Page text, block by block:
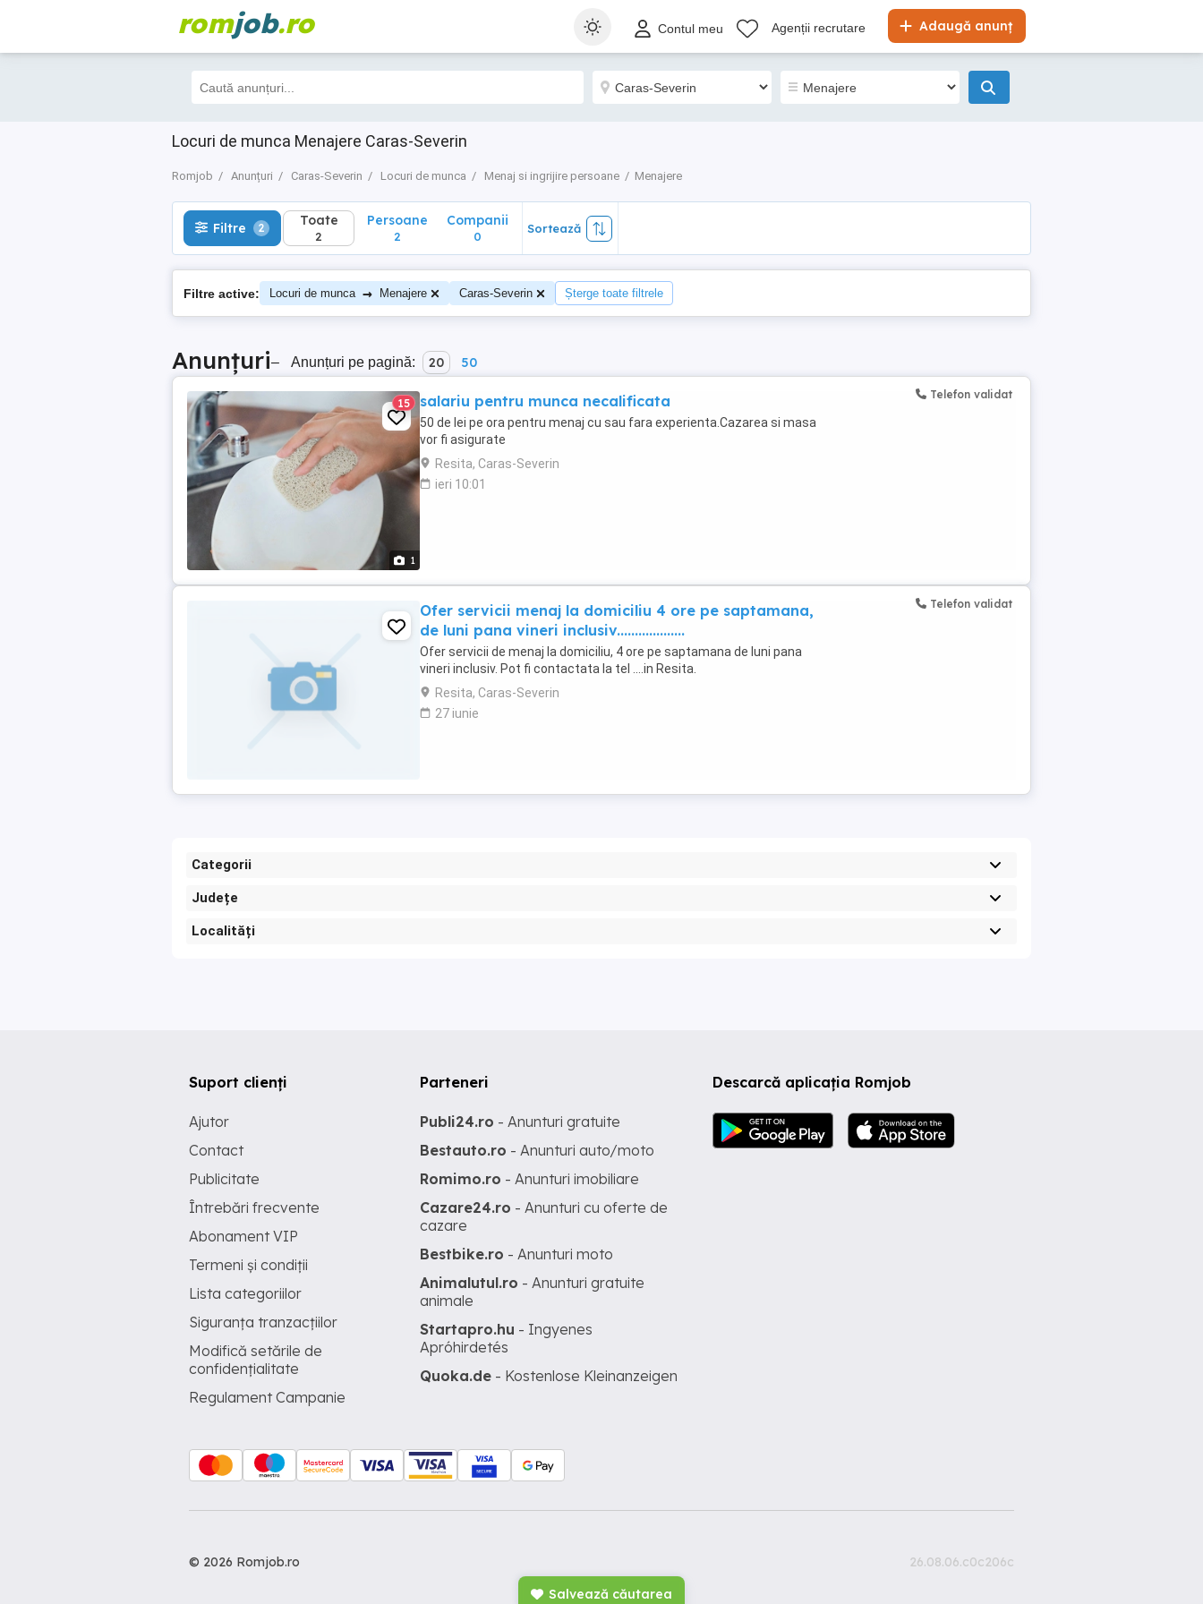
romjob.ro Adaugă anunț
Contul meu Agenții recrutare
Locuri de munca Menajere Caras-Severin
Romjob Anunțuri Caras-Severin Locuri de munca Menaj si ingrijire persoane Menajere
Filtre 2 Toate
2
Filtre 2 Toate
2
Persoane
2
Companii
0
Sortează
Filtre active: Locuri de munca → Menajere Caras-Severin Șterge toate filtrele
Anunțuri– Anunțuri pe pagină: 20 50
1
15 salariu pentru munca necalificata
50 de lei pe ora pentru menaj cu sau fara experienta.Cazarea si masa
vor fi asigurate
Resita, Caras-Severin
ieri 10:01
Telefon validat
Ofer servicii menaj la domiciliu 4 ore pe saptamana,
de luni pana vineri inclusiv...................
Ofer servicii de menaj la domiciliu, 4 ore pe saptamana de luni pana
vineri inclusiv. Pot fi contactata la tel ....in Resita.
Resita, Caras-Severin
27 iunie
Telefon validat
Categorii
Județe
Localități
Salvează căutarea
Descarcă aplicația Romjob
Suport clienți
Ajutor
Contact
Publicitate
Întrebări frecvente
Abonament VIP
Termeni și condiții
Lista categoriilor
Siguranța tranzacțiilor
Modifică setările de
confidențialitate
Regulament Campanie
Parteneri
Publi24.ro - Anunturi gratuite
Bestauto.ro - Anunturi auto/moto
Romimo.ro - Anunturi imobiliare
Cazare24.ro - Anunturi cu oferte de
cazare
Bestbike.ro - Anunturi moto
Animalutul.ro - Anunturi gratuite
animale
Startapro.hu - Ingyenes
Apróhirdetés
Quoka.de - Kostenlose Kleinanzeigen
© 2026 Romjob.ro 26.08.06.c0c206c